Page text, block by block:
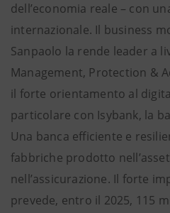
dell’economia reale – con
internazionale. Il business
Sanpaolo la rende leader a
Management, Protection &
il forte orientamento al
particolare con Isybank, la
Una banca efficiente e
fabbriche prodotto
nell’assicurazione. Il forte
prevede, entro il 2025, 115